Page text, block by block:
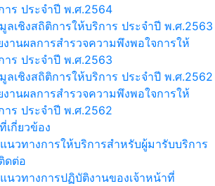
าร ประจำปี พ.ศ.2564
ลเชิงสถิติการให้บริการ ประจำปี พ.ศ.2563
งานผลการสำรวจความพึงพอใจการให้
าร ประจำปี พ.ศ.2563
ลเชิงสถิติการให้บริการ ประจำปี พ.ศ.2562
งานผลการสำรวจความพึงพอใจการให้
าร ประจำปี พ.ศ.2562
เกี่ยวข้อง
นวทางการให้บริการสำหรับผู้มารับบริการ
ดต่อ
นวทางการปฏิบัติงานของเจ้าหน้าที่